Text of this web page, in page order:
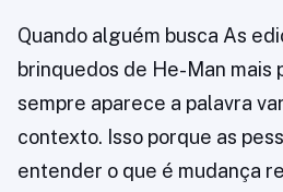
Quando alguém busca As
brinquedos de He-Man mais
sempre aparece a palavra
contexto. Isso porque as
entender o que é mudança